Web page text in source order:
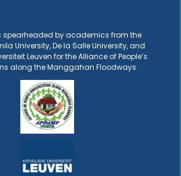
is spearheaded by academics from the
University, De la Salle University, and
Leuven for the Alliance of People’s
along the Manggahan Floodways.